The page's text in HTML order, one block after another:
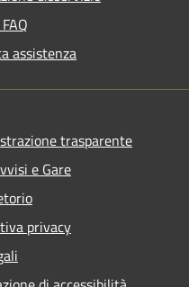
assistenza
trasparente
e Gare
privacy